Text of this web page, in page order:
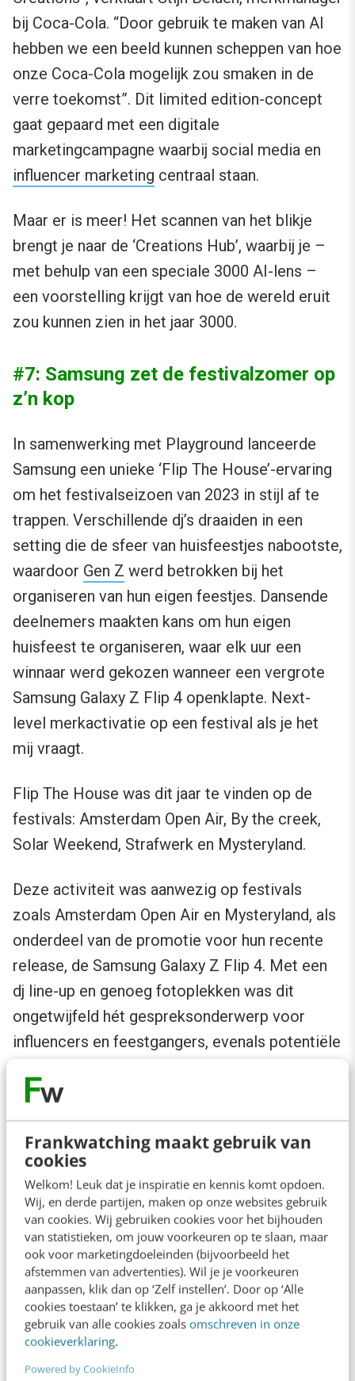
Frankwatching maakt gebruik van
cookies
Welkom! Leuk dat je inspiratie en kennis komt opdoen.
Wij, en derde partijen, maken op onze websites gebruik
van cookies. Wij gebruiken cookies voor het bijhouden
van statistieken, om jouw voorkeuren op te slaan, maar
ook voor marketingdoeleinden (bijvoorbeeld het
afstemmen van advertenties). Wil je je voorkeuren
aanpassen, klik dan op ‘Zelf instellen’. Door op ‘Alle
cookies toestaan’ te klikken, ga je akkoord met het
gebruik van alle cookies zoals omschreven in onze
cookieverklaring.
Powered by CookieInfo
bij Coca-Cola. “Door gebruik te maken van AI
hebben we een beeld kunnen scheppen van hoe
onze Coca-Cola mogelijk zou smaken in de
verre toekomst”. Dit limited edition-concept
gaat gepaard met een digitale
marketingcampagne waarbij social media en
influencer marketing centraal staan.
Maar er is meer! Het scannen van het blikje
brengt je naar de ‘Creations Hub’, waarbij je –
met behulp van een speciale 3000 AI-lens –
een voorstelling krijgt van hoe de wereld eruit
zou kunnen zien in het jaar 3000.
#7: Samsung zet de festivalzomer op
z’n kop
In samenwerking met Playground lanceerde
Samsung een unieke ‘Flip The House’-ervaring
om het festivalseizoen van 2023 in stijl af te
trappen. Verschillende dj’s draaiden in een
setting die de sfeer van huisfeestjes nabootste,
waardoor Gen Z werd betrokken bij het
organiseren van hun eigen feestjes. Dansende
deelnemers maakten kans om hun eigen
huisfeest te organiseren, waar elk uur een
winnaar werd gekozen wanneer een vergrote
Samsung Galaxy Z Flip 4 openklapte. Next-
level merkactivatie op een festival als je het
mij vraagt.
Flip The House was dit jaar te vinden op de
festivals: Amsterdam Open Air, By the creek,
Solar Weekend, Strafwerk en Mysteryland.
Deze activiteit was aanwezig op festivals
zoals Amsterdam Open Air en Mysteryland, als
onderdeel van de promotie voor hun recente
release, de Samsung Galaxy Z Flip 4. Met een
dj line-up en genoeg fotoplekken was dit
ongetwijfeld hét gespreksonderwerp voor
influencers en feestgangers, evenals potentiële
Playground, speelde hierin een sleutelrol door
innovatieve technieken te gebruiken om
jongere generaties aan te trekken. Ze creëerde
herinneringen aan wekelijkse huisfeestjes
terwijl ze tegelijkertijd nieuwe ervaringen bood.
Deze campagne toont aan hoe nostalgische
thema’s naadloos kunnen worden
gecombineerd met technologische innovaties.